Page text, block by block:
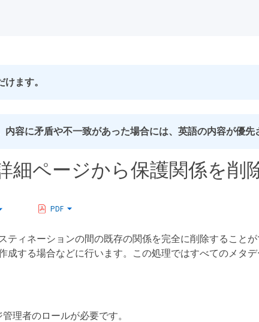
ます。
容に矛盾や不一致があった場合には、英語の内容が優先
細ページから保護関係を削
PDF
ィネーションの間の既存の関係を完全に削除すること
成する場合などに行います。この処理ではすべてのメタ
理者のロールが必要です。